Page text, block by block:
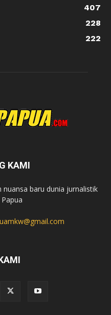
407
228
222
KAMI
baru dunia jurnalistik